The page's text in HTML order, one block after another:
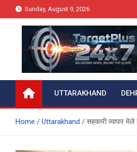
to
Sunday, August 9, 2026
Target Plus
UTTARAKHAND
Home Uttarakhand सहकारी व्यापार मेले